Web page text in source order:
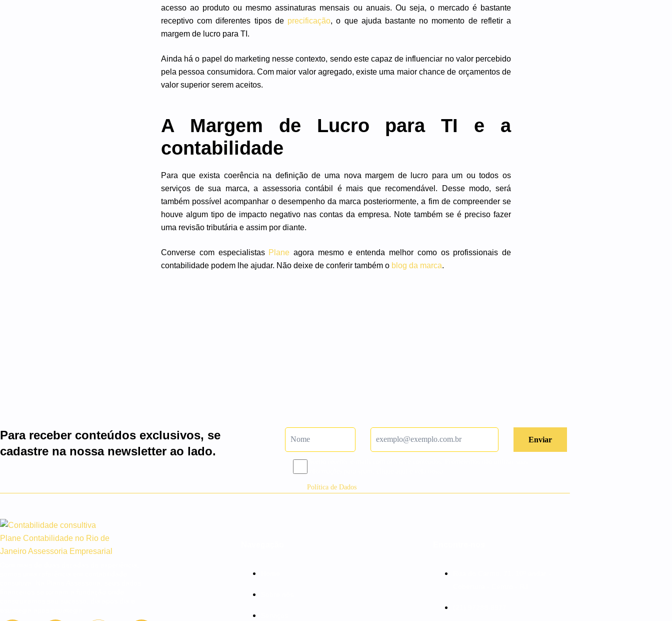
acesso ao produto ou mesmo assinaturas mensais ou anuais. Ou seja, o mercado é bastante
receptivo com diferentes tipos de precificação, o que ajuda bastante no momento de refletir a
margem de lucro para TI.
Ainda há o papel do marketing nesse contexto, sendo este capaz de influenciar no valor percebido
pela pessoa consumidora. Com maior valor agregado, existe uma maior chance de orçamentos de
valor superior serem aceitos.
A Margem de Lucro para TI e a
contabilidade
Para que exista coerência na definição de uma nova margem de lucro para um ou todos os
serviços de sua marca, a assessoria contábil é mais que recomendável. Desse modo, será
também possível acompanhar o desempenho da marca posteriormente, a fim de compreender se
houve algum tipo de impacto negativo nas contas da empresa. Note também se é preciso fazer
uma revisão tributária e assim por diante.
Converse com especialistas Plane agora mesmo e entenda melhor como os profissionais de
contabilidade podem lhe ajudar. Não deixe de conferir também o blog da marca.
Para receber conteúdos exclusivos, se
cadastre na nossa newsletter ao lado.
Aceito receber e-mails com ofertas e conteúdos. Prometemos não utilizar suas
informações para spam, clique aqui e veja nossa
Política de Dados